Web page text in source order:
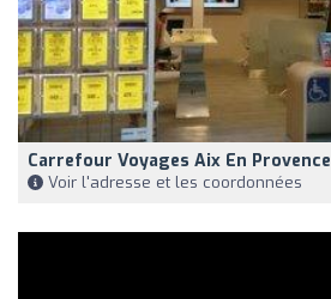
Carrefour Voyages Aix En Provence
Voir l'adresse et les coordonnées